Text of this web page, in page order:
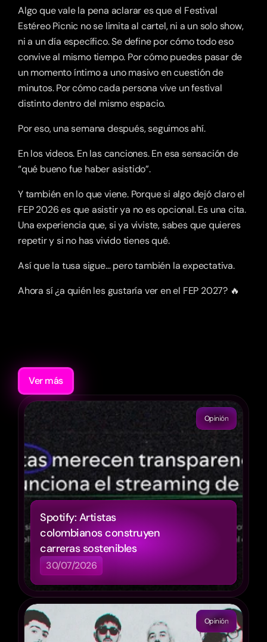
Algo que vale la pena aclarar es que el Festival
Estéreo Picnic no se limita al cartel, ni a un solo show,
ni a un día específico. Se define por cómo todo eso
convive al mismo tiempo. Por cómo puedes pasar de
un momento íntimo a uno masivo en cuestión de
minutos. Por cómo cada persona vive un festival
distinto dentro del mismo espacio.
Por eso, una semana después, seguimos ahí.
En los videos. En las canciones. En esa sensación de
“qué bueno fue haber asistido”.
Y también en lo que viene. Porque si algo dejó claro el
FEP 2026 es que asistir ya no es opcional. Es una cita.
Una experiencia que, si ya viviste, sabes que quieres
repetir y si no has vivido tienes qué.
Así que la tusa sigue… pero también la expectativa.
Ahora sí ¿a quién les gustaría ver en el FEP 2027? 🔥
Recomendaciones
Ver más
Spotify: Artistas
colombianos construyen
carreras sostenibles
30/07/2026
Opinión
Opinión